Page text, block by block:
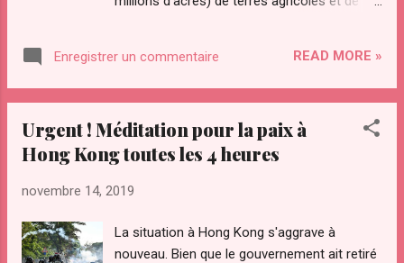
violents. Le nombre de victimes causées par
ces incendies est passé à quatre le jeudi 14
détruites. https://www.notre-
planete.info/actualites/1130-feux-brousse-
qu'elles surveillaient un incendie à la
de traitement du gaz sur la côte ouest de
Enregistrer un commentaire READ MORE »
Urgent ! Méditation pour la paix à
Hong Kong toutes les 4 heures
novembre 14, 2019
La situation à Hong Kong s'aggrave à
nouveau. Bien que le gouvernement ait retiré